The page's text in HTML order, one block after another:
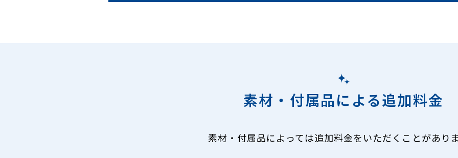
素材・付属品による追加料金
素材・付属品によっては追加料金をいただくことがあり